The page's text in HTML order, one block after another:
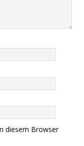
diesem Browser